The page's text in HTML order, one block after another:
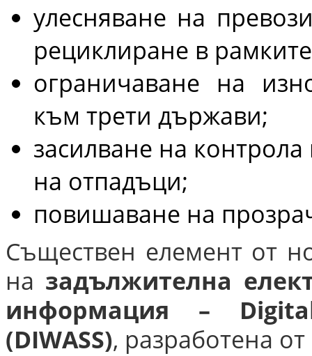
улесняване на
рециклиране в
ограничаване на
към трети държави;
засилване на
на отпадъци;
повишаване на
Съществен елемент от
на задължителна
информация –
(DIWASS), разработена